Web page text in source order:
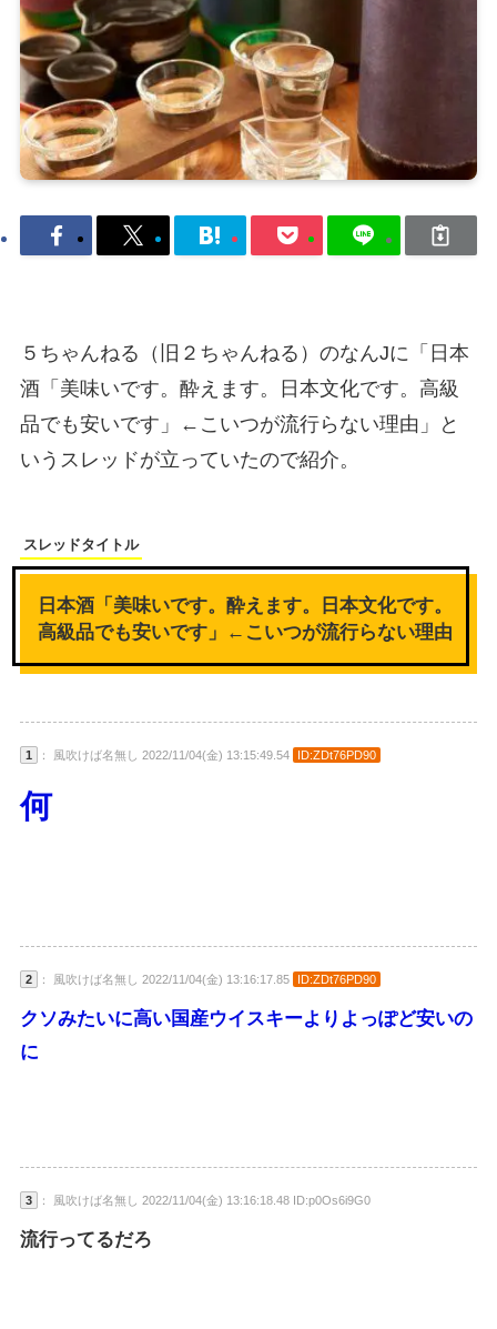
５ちゃんねる（旧２ちゃんねる）のなんJに「日本
酒「美味いです。酔えます。日本文化です。高級
品でも安いです」←こいつが流行らない理由」と
いうスレッドが立っていたので紹介。
スレッドタイトル
日本酒「美味いです。酔えます。日本文化です。
高級品でも安いです」←こいつが流行らない理由
1 ： 風吹けば名無し 2022/11/04(金) 13:15:49.54 ID:ZDt76PD90
何
2 ： 風吹けば名無し 2022/11/04(金) 13:16:17.85 ID:ZDt76PD90
クソみたいに高い国産ウイスキーよりよっぽど安いの
に
3 ： 風吹けば名無し 2022/11/04(金) 13:16:18.48 ID:p0Os6i9G0
流行ってるだろ